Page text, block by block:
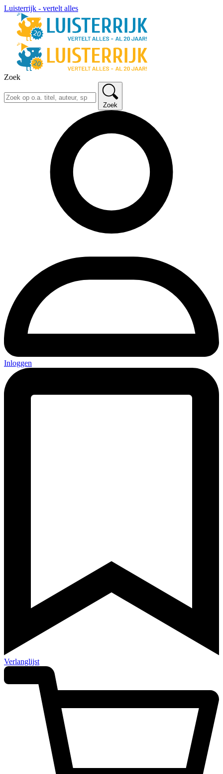
Luisterrijk - vertelt alles
Zoek
Zoek
Inloggen
Verlanglijst